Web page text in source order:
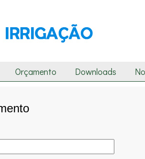
Orçamento Downloads